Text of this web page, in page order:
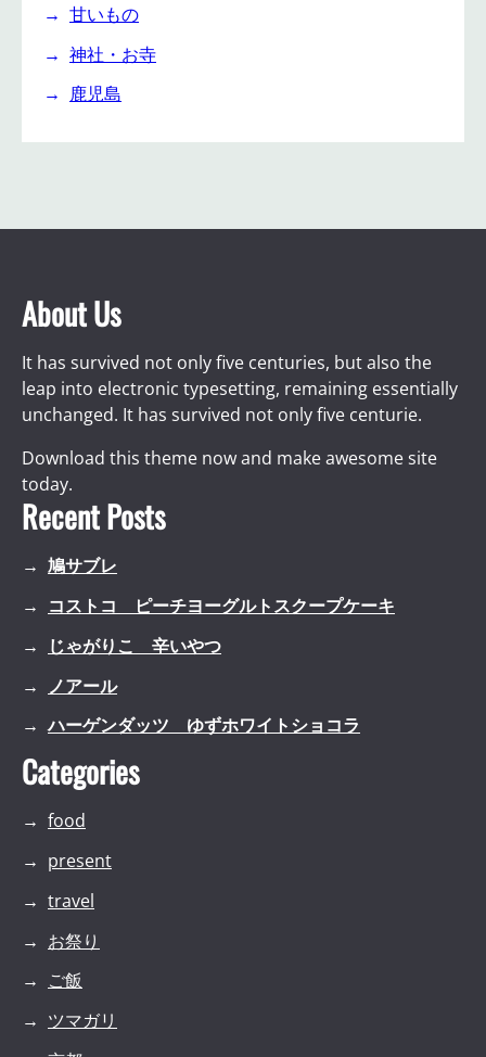
甘いもの
神社・お寺
鹿児島
About Us
It has survived not only five centuries, but also the
leap into electronic typesetting, remaining essentially
unchanged. It has survived not only five centurie.
Download this theme now and make awesome site
today.
Recent Posts
鳩サブレ
コストコ ピーチヨーグルトスクープケーキ
じゃがりこ 辛いやつ
ノアール
ハーゲンダッツ ゆずホワイトショコラ
Categories
food
present
travel
お祭り
ご飯
ツマガリ